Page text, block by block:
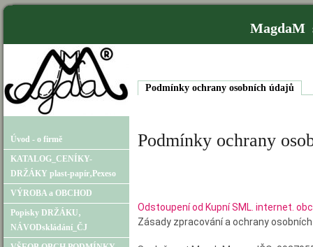
MagdaM
Úvod - o firmě
KATALOG_CENÍKY-
DRŽÁKY plast-papír‚Pexeso
VÝROBA a OBCHOD
Popisky DRŽÁKU‚
NÁVODskládání_ČJ
Podmínky ochrany osobních údajů
Podmínky ochrany
Odstoupení od Kupní SML. internet.
Zásady zpracování a ochrany osobních